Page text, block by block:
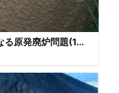
原発廃炉問題(1...